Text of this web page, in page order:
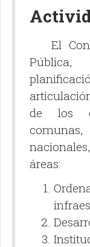
El
de los
áreas: